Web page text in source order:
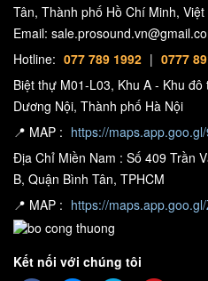
Tân, Thành phố Hồ Chí Minh, Việt
Email:
Hotline: 077 789 1992 | 0777
Biệt thự M01-L03, Khu A - Khu
Dương Nội, Thành phố Hà Nội
📍 MAP : https://
Địa Chỉ Miền Nam : Số 409 Trần
B, Quận Bình Tân, TPHCM
📍 MAP : https://
Kết nối với chúng tôi